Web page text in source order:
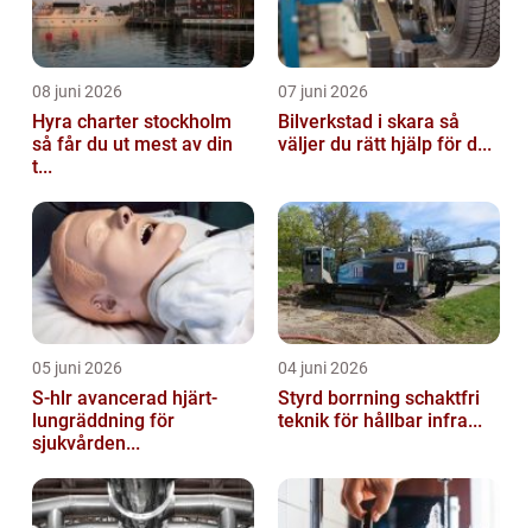
08 juni 2026
Hyra charter stockholm
så får du ut mest av din
t...
07 juni 2026
Bilverkstad i skara så
väljer du rätt hjälp för d...
05 juni 2026
S-hlr avancerad hjärt-
lungräddning för
sjukvården...
04 juni 2026
Styrd borrning schaktfri
teknik för hållbar infra...